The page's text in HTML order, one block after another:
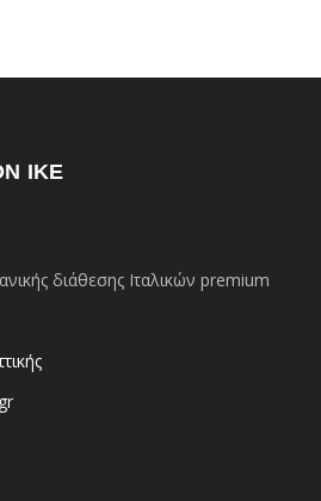
ΙΚΕ
διάθεσης Ιταλικών premium